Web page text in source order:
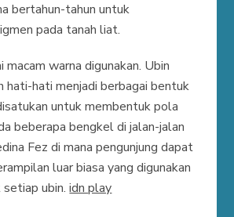
bertahun-tahun untuk
pada tanah liat.
macam warna digunakan. Ubin
hati-hati menjadi berbagai bentuk
untuk membentuk pola
beberapa bengkel di jalan-jalan
Fez di mana pengunjung dapat
luar biasa yang digunakan
setiap ubin.idn play